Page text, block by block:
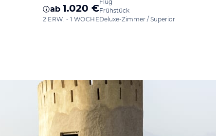
ab 1.020 €
2 ERW. • 1 WOCHE
Flug
Frühstück
Deluxe-Zimmer / Superior